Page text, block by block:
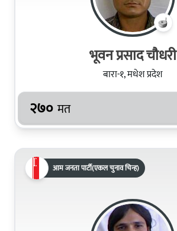
भूवन प्रसाद चौधरी
बारा-१, मधेश प्रदेश
२७० मत
आम जनता पार्टी(एकल चुनाव चिन्ह)